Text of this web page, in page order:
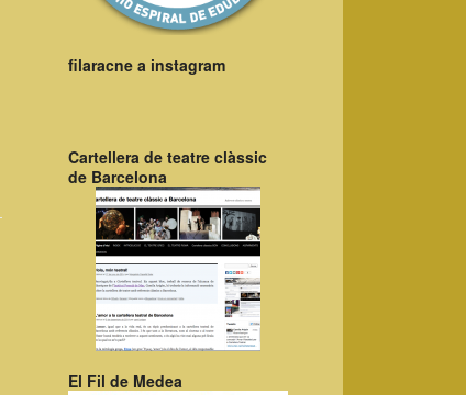
filaracne a instagram
Cartellera de teatre clàssic
de Barcelona
El Fil de Medea